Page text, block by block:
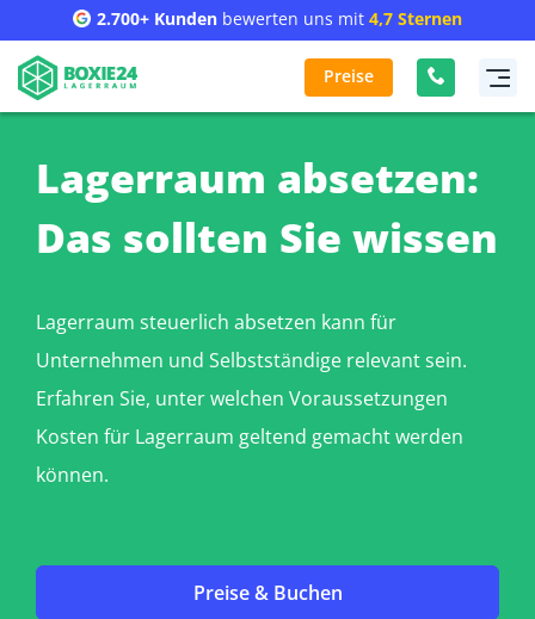
2.700+ Kunden bewerten uns mit 4,7 Sternen
Preise
Lagerraum absetzen:
Das sollten Sie wissen
Lagerraum steuerlich absetzen kann für
Unternehmen und Selbstständige relevant sein.
Erfahren Sie, unter welchen Voraussetzungen
Kosten für Lagerraum geltend gemacht werden
können.
Preise & Buchen